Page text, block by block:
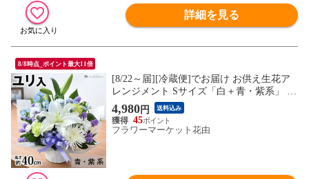
詳細を見る
8/8時点_ポイント最大11倍
[8/22～届][冷蔵便]でお届け お供え生花ア
レンジメント Sサイズ「白＋青・紫系」 フ
ラワーアレンジ 仏花 供花 お悔み お盆 新
盆 初盆
4,980円 送料込み
45
フラワーマーケット花由